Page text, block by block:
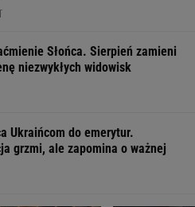
Słońca. Sierpień zamieni
niezwykłych widowisk
Ukraińcom do emerytur.
grzmi, ale zapomina o ważnej